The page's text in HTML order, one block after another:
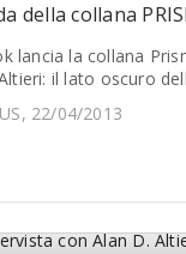
della collana
lancia la collana
il lato oscuro
22/04/2013